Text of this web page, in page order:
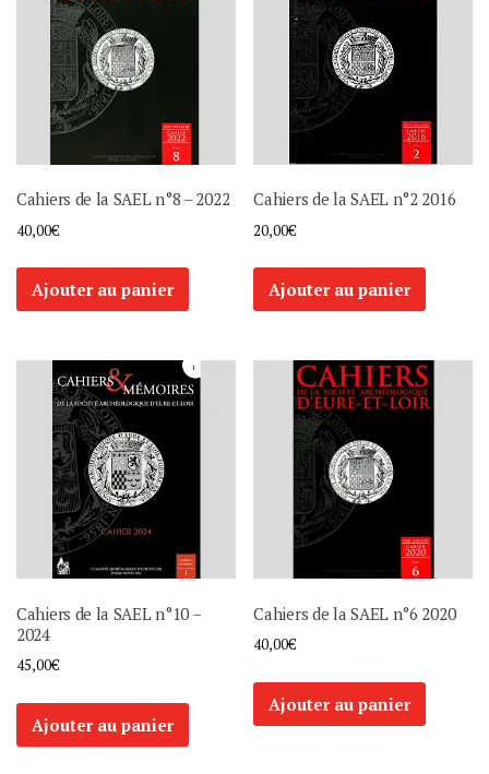
Cahiers de la SAEL n°8 – 2022
40,00€
Ajouter au panier
Cahiers de la SAEL n°2 2016
20,00€
Ajouter au panier
Cahiers de la SAEL n°10 –
2024
45,00€
Ajouter au panier
Cahiers de la SAEL n°6 2020
40,00€
Ajouter au panier